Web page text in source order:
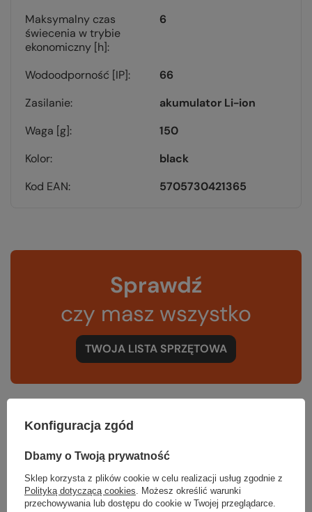
Maksymalny czas
świecenia w trybie
ekonomiczny [h]
6
Wodoodporność [IP]
66
Zasilanie
akumulator Li-ion
Waga [g]
150
Kolor
black
Kod EAN
5705730421365
Sprawdź
czy masz wszystko
TWOJA LISTA SPRZĘTOWA
Zerknij też na to:
Konfiguracja zgód
Dbamy o Twoją prywatność
Sklep korzysta z plików cookie w celu realizacji usług zgodnie z
Polityką dotyczącą cookies . Możesz określić warunki
przechowywania lub dostępu do cookie w Twojej przeglądarce.